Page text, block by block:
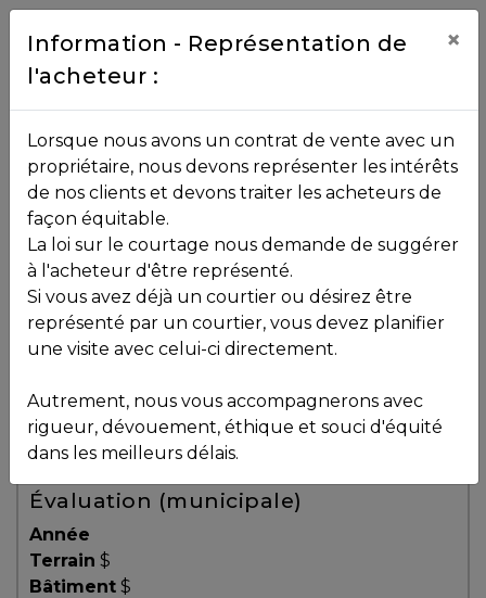
Contact
NOS
PROPRIÉTÉS
VOS
COURTIERS
Équipe
Partenaires
Témoignages
Blogue
Toutes les propriétés
Vendu
, , ,
J8B 2Y8
Voir plus de photos
Évaluation (municipale)
Année
Terrain $
Bâtiment $
Information - Représentation de
l'acheteur :
×
Lorsque nous avons un contrat de vente avec un
propriétaire, nous devons représenter les intérêts
de nos clients et devons traiter les acheteurs de
façon équitable.
La loi sur le courtage nous demande de suggérer
à l'acheteur d'être représenté.
Si vous avez déjà un courtier ou désirez être
représenté par un courtier, vous devez planifier
une visite avec celui-ci directement.
Autrement, nous vous accompagnerons avec
rigueur, dévouement, éthique et souci d'équité
dans les meilleurs délais.